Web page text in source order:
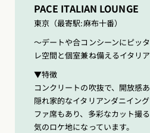
PACE ITALIAN LOUNGE
東京（最寄駅:麻布十番）
〜デートや合コンシーンにピッ
レ空間と個室兼ね備えるイタリ
▼特徴
コンクリートの吹抜で、開放感
隠れ家的なイタリアンダニイン
ファ席もあり、多彩なカット撮
気のロケ地になっています。